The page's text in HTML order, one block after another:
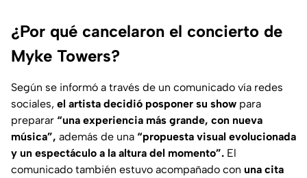
¿Por qué cancelaron el concierto de
Myke Towers?
Según se informó a través de un comunicado vía redes
sociales, el artista decidió posponer su show para
preparar “una experiencia más grande, con nueva
música”, además de una “propuesta visual evolucionada
y un espectáculo a la altura del momento”. El
comunicado también estuvo acompañado con una cita